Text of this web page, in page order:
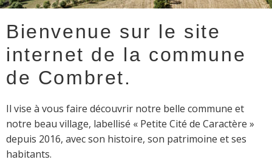
Bienvenue sur le site
internet de la commune
de Combret.
Il vise à vous faire découvrir notre belle commune et
notre beau village, labellisé « Petite Cité de Caractère »
depuis 2016, avec son histoire, son patrimoine et ses
habitants.